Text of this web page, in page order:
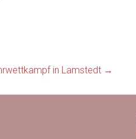
in Lamstedt →